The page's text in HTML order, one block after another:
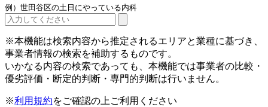
例）世田谷区の土日にやっている内科
※本機能は検索内容から推定されるエリアと業種に基づき、
事業者情報の検索を補助するものです。
いかなる内容の検索であっても、本機能では事業者の比較・
優劣評価・断定的判断・専門的判断は行いません。
※利用規約をご確認の上ご利用ください